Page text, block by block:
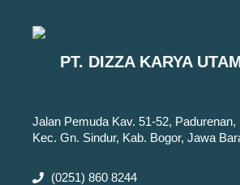
PT. DIZZA KARYA
Jalan Pemuda Kav. 51-52, Padurenan,
Kec. Gn. Sindur, Kab. Bogor, Jawa
(0251) 860 8244